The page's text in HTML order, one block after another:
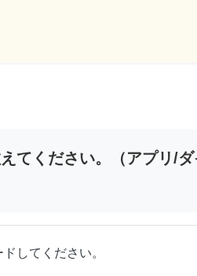
てください。（アプリ/
してください。